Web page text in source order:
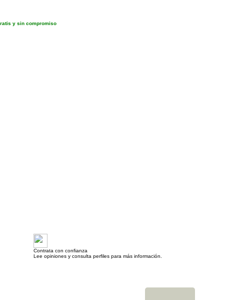
y sin compromiso
Contrata con confianza
Lee opiniones y consulta perfiles para más información.